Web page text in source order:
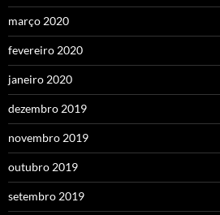
março 2020
fevereiro 2020
janeiro 2020
dezembro 2019
novembro 2019
outubro 2019
setembro 2019